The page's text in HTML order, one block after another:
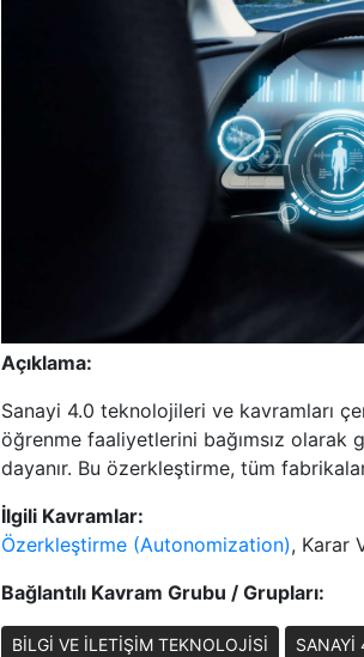
Açıklama:
Sanayi 4.0 teknolojileri ve kavramları
öğrenme faaliyetlerini bağımsız olarak
dayanır. Bu özerkleştirme, tüm
İlgili Kavramlar:
Özerkleştirme (Autonomization), Karar
Bağlantılı Kavram Grubu / Grupları:
BİLGİ VE İLETİŞİM TEKNOLOJİSİ SANAYİ